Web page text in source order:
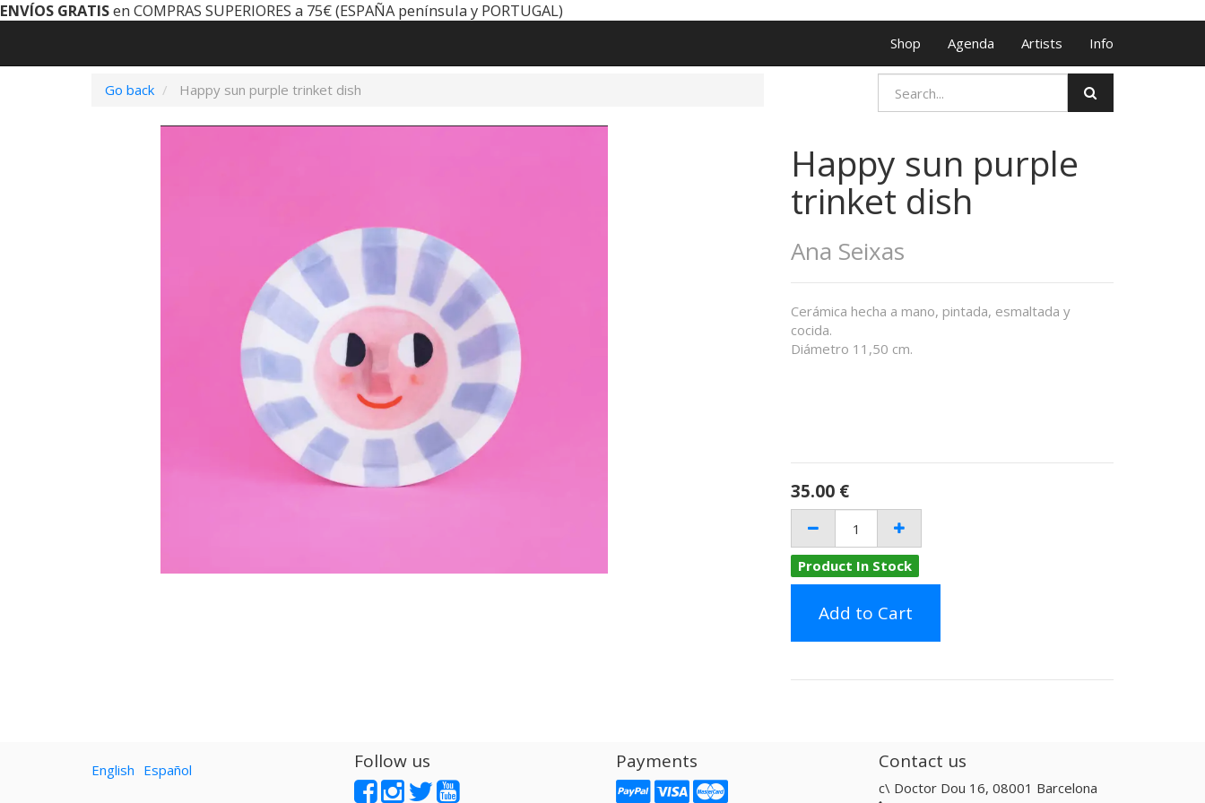
ENVÍOS GRATISen COMPRAS SUPERIORES a 75€ (ESPAÑA península y PORTUGAL)
Shop Agenda Artists Info
Go back Happy sun purple trinket dish
Happy sun purple
trinket dish
Ana Seixas
Cerámica hecha a mano, pintada, esmaltada y
cocida.
Diámetro 11,50 cm.
35.00 €
Product In Stock
Add to Cart
English Español Follow us Payments Contact us
c\ Doctor Dou 16, 08001 Barcelona